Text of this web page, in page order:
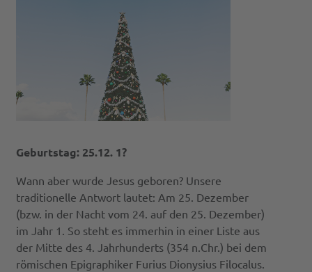
Geburtstag: 25.12. 1?
Wann aber wurde Jesus geboren? Unsere
traditionelle Antwort lautet: Am 25. Dezember
(bzw. in der Nacht vom 24. auf den 25. Dezember)
im Jahr 1. So steht es immerhin in einer Liste aus
der Mitte des 4. Jahrhunderts (354 n.Chr.) bei dem
römischen Epigraphiker Furius Dionysius Filocalus.